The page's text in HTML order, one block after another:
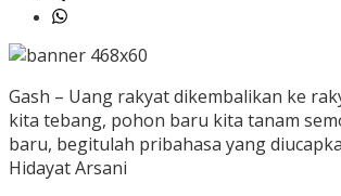
Gash – Uang rakyat dikembalikan ke
kita tebang, pohon baru kita tanam
baru, begitulah pribahasa yang
Hidayat Arsani